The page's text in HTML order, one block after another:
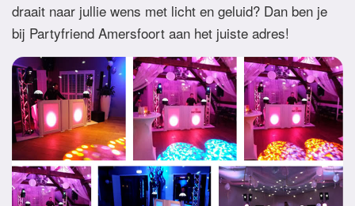
draait naar jullie wens met licht en geluid? Dan ben je
bij Partyfriend Amersfoort aan het juiste adres!